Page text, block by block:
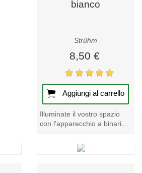
bianco
Strühm
8,50 €
Aggiungi al carrello
Illuminate il vostro spazio
con l'apparecchio a binario
DARIA TRA GU10 bianco.
Un modello di spicco della